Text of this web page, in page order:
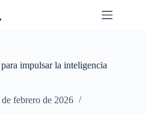
impulsar la inteligencia
de febrero de 2026